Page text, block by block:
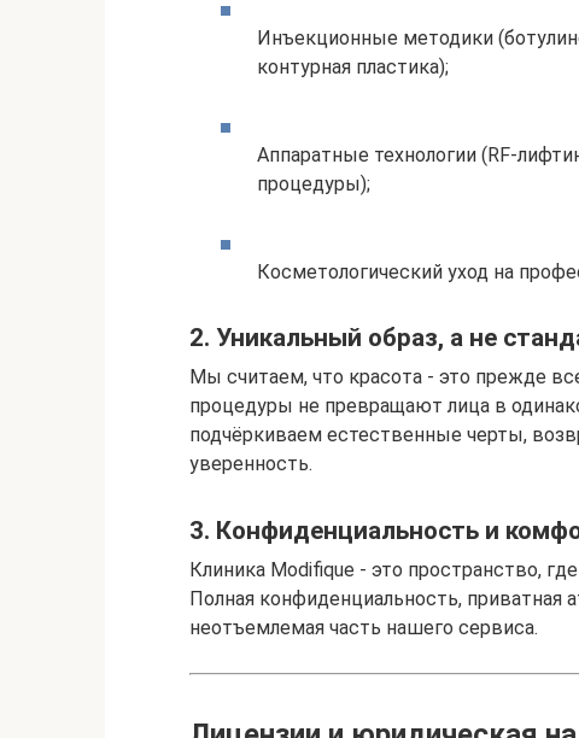
Инъекционные методики
контурная пластика);
Аппаратные технологии (RF-
процедуры);
Косметологический уход на
2. Уникальный образ, а не
Мы считаем, что красота - это прежде
процедуры не превращают лица в
подчёркиваем естественные черты,
уверенность.
3. Конфиденциальность и
Клиника Modifique - это пространство,
Полная конфиденциальность, приватная
неотъемлемая часть нашего сервиса.